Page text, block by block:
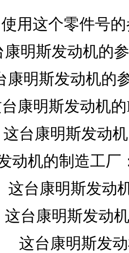
使用这个零件号
康明斯发动机的
康明斯发动机的
康明斯发动机
这台康明斯发动
动机的制造工厂
这台康明斯发动
这台康明斯发动
这台康明斯发